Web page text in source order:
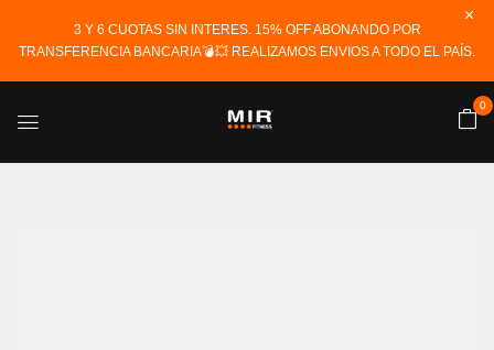
3 Y 6 CUOTAS SIN INTERES. 15% OFF ABONANDO POR
TRANSFERENCIA BANCARIA💣💥 REALIZAMOS ENVIOS A TODO EL PAÍS.
0